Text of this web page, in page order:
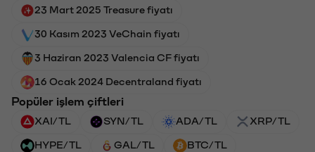
23 Mart 2025 Treasure fiyatı
30 Kasım 2023 VeChain fiyatı
3 Haziran 2023 Valencia CF fiyatı
16 Ocak 2024 Decentraland fiyatı
Popüler işlem çiftleri
XAI/TL SYN/TL ADA/TL XRP/TL
HYPE/TL GAL/TL BTC/TL